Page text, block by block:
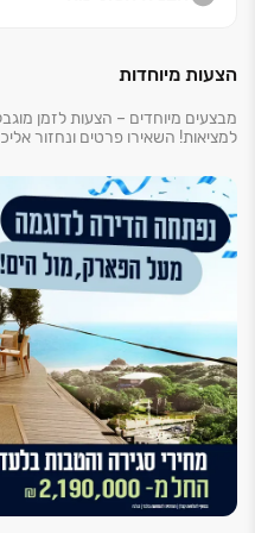
שמורת הטבע ונחל לכיש,
קהילה, פנאי, חינוך, מסחר
הצעות מיוחדות
מבצעים מיוחדים – הצעות לזמן
למציאות! השאירו פרטים ונחזור